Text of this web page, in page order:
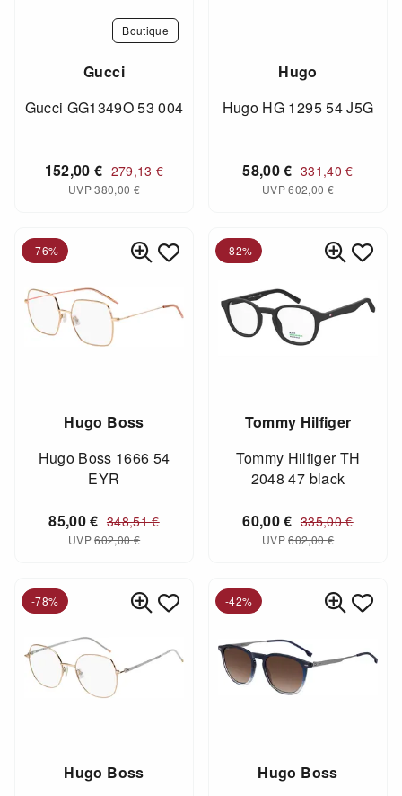
Boutique
Gucci
Gucci GG1349O 53 004
152,00€ 279,13€
UVP380,00€
Hugo
Hugo HG 1295 54 J5G
58,00€ 331,40€
UVP602,00€
Hugo Boss
Hugo Boss 1666 54
EYR
85,00€ 348,51€
UVP602,00€
-76%
Tommy Hilfiger
Tommy Hilfiger TH
2048 47 black
60,00€ 335,00€
UVP602,00€
-82%
Hugo Boss
-78%
Hugo Boss
-42%